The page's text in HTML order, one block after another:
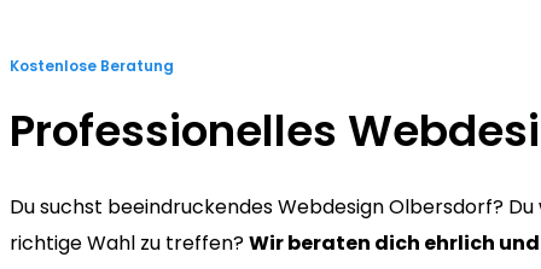
Kostenlose Beratung
Professionelles
Du suchst beeindruckendes Webdesign Olbersdorf? Du
richtige Wahl zu treffen?Wir beraten dich ehrlich